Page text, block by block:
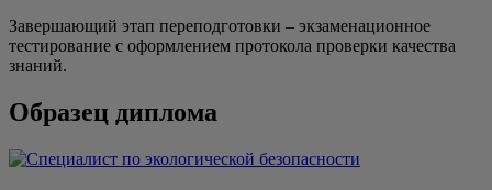
Завершающий этап переподготовки – экзаменационное
тестирование с оформлением протокола проверки качества
знаний.
Образец диплома